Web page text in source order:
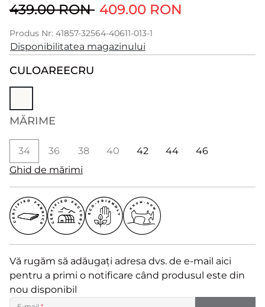
439.00 RON 409.00 RON
Produs Nr: 41857-32564-40611-013-1
Disponibilitatea magazinului
CULOAREECRU
MĂRIME
34 36 38 40 42 44
46
Ghid de mărimi
Vă rugăm să adăugați adresa dvs. de e-mail aici
pentru a primi o notificare când produsul este din
nou disponibil